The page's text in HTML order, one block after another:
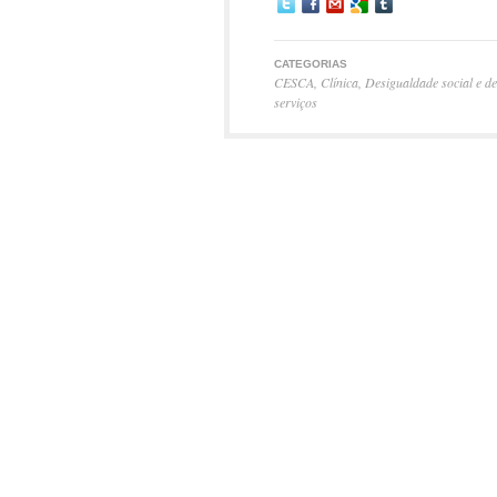
CATEGORIAS
CESCA Clínica Desigualdade social e
serviços